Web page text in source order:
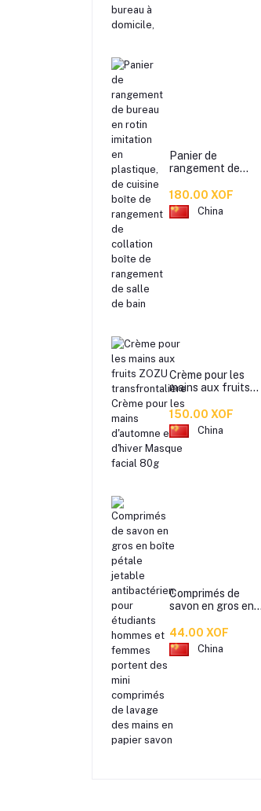
Panier de
rangement de
imitation en
plastique, de
cuisine boîte de
180.00 XOF
China
Crème pour les
mains aux fruits
ZOZU
transfrontalière
Crème pour les
mains d'automne et
d'hiver Masque
150.00 XOF
China
Comprimés de
savon en gros en
antibactérien. pour
étudiants hommes
et femmes portent
44.00 XOF
China